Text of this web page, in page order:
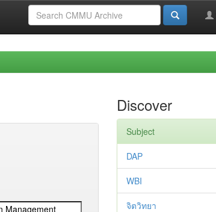
Discover
Subject
DAP
WBI
จิตวิทยา